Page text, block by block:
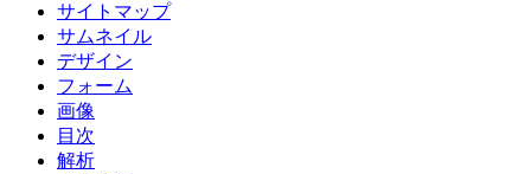
サイトマップ
サムネイル
デザイン
フォーム
画像
目次
解析